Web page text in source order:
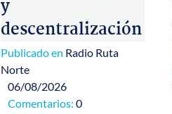
y
descentralización
Publicado en Radio Ruta
Norte
06/08/2026
Comentarios: 0